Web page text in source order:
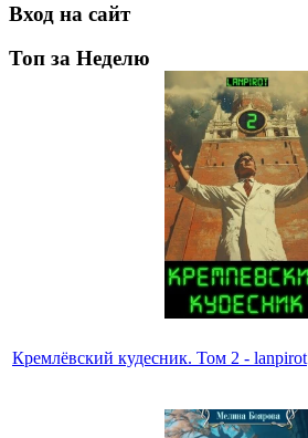
Вход на сайт
Топ за Неделю
Кремлёвский кудесник. Том 2 - lanpirot